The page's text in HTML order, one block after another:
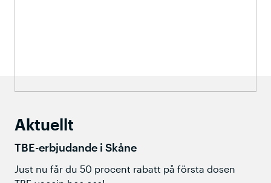
Aktuellt
TBE-erbjudande i Skåne
Just nu får du 50 procent rabatt på första dosen